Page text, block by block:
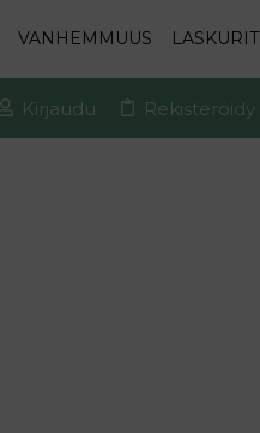
VANHEMMUUS LASKURIT
Kirjaudu Rekisteröidy